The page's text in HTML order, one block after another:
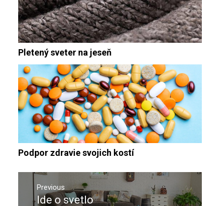
Pletený sveter na jeseň
Podpor zdravie svojich kostí
Navigace
pro Previous
Previous
Ide o svetlo